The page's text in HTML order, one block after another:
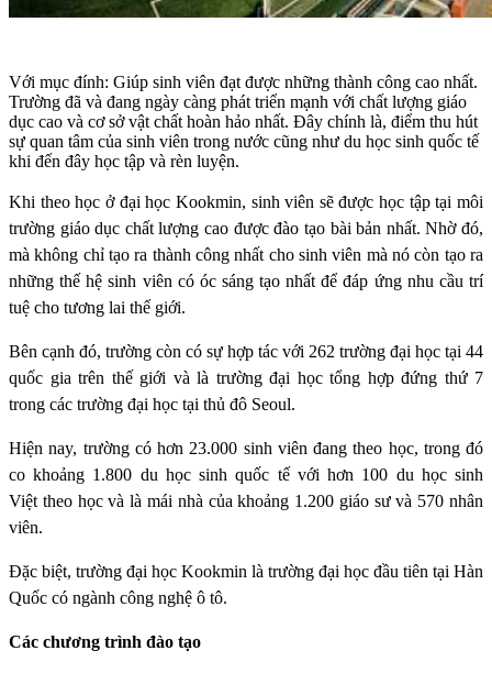
Với mục đính: Giúp sinh viên đạt được những thành công cao nhất.
Trường đã và đang ngày càng phát triển mạnh với chất lượng giáo
dục cao và cơ sở vật chất hoàn hảo nhất. Đây chính là, điểm thu hút
sự quan tâm của sinh viên trong nước cũng như du học sinh quốc tế
khi đến đây học tập và rèn luyện.
Khi theo học ở đại học Kookmin, sinh viên sẽ được học tập tại môi
trường giáo dục chất lượng cao được đào tạo bài bản nhất. Nhờ đó,
mà không chỉ tạo ra thành công nhất cho sinh viên mà nó còn tạo ra
những thế hệ sinh viên có óc sáng tạo nhất để đáp ứng nhu cầu trí
tuệ cho tương lai thế giới.
Bên cạnh đó, trường còn có sự hợp tác với 262 trường đại học tại 44
quốc gia trên thế giới và là trường đại học tổng hợp đứng thứ 7
trong các trường đại học tại thủ đô Seoul.
Hiện nay, trường có hơn 23.000 sinh viên đang theo học, trong đó
co khoảng 1.800 du học sinh quốc tế với hơn 100 du học sinh
Việt theo học và là mái nhà của khoảng 1.200 giáo sư và 570 nhân
viên.
Đặc biệt, trường đại học Kookmin là trường đại học đầu tiên tại Hàn
Quốc có ngành công nghệ ô tô.
Các chương trình đào tạo